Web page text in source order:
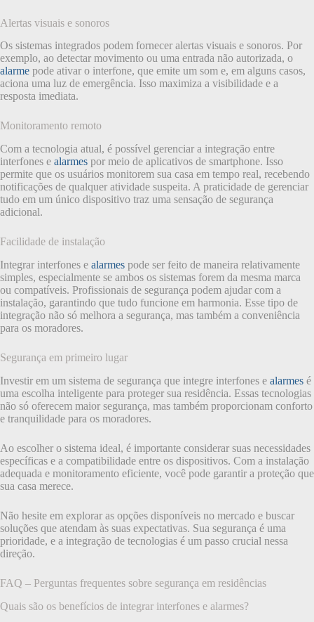
Alertas visuais e sonoros
Os sistemas integrados podem fornecer alertas visuais e sonoros. Por
exemplo, ao detectar movimento ou uma entrada não autorizada, o
alarme pode ativar o interfone, que emite um som e, em alguns casos,
aciona uma luz de emergência. Isso maximiza a visibilidade e a
resposta imediata.
Monitoramento remoto
Com a tecnologia atual, é possível gerenciar a integração entre
interfones e alarmes por meio de aplicativos de smartphone. Isso
permite que os usuários monitorem sua casa em tempo real, recebendo
notificações de qualquer atividade suspeita. A praticidade de gerenciar
tudo em um único dispositivo traz uma sensação de segurança
adicional.
Facilidade de instalação
Integrar interfones e alarmes pode ser feito de maneira relativamente
simples, especialmente se ambos os sistemas forem da mesma marca
ou compatíveis. Profissionais de segurança podem ajudar com a
instalação, garantindo que tudo funcione em harmonia. Esse tipo de
integração não só melhora a segurança, mas também a conveniência
para os moradores.
Segurança em primeiro lugar
Investir em um sistema de segurança que integre interfones e alarmes é
uma escolha inteligente para proteger sua residência. Essas tecnologias
não só oferecem maior segurança, mas também proporcionam conforto
e tranquilidade para os moradores.
Ao escolher o sistema ideal, é importante considerar suas necessidades
específicas e a compatibilidade entre os dispositivos. Com a instalação
adequada e monitoramento eficiente, você pode garantir a proteção que
sua casa merece.
Não hesite em explorar as opções disponíveis no mercado e buscar
soluções que atendam às suas expectativas. Sua segurança é uma
prioridade, e a integração de tecnologias é um passo crucial nessa
direção.
FAQ – Perguntas frequentes sobre segurança em residências
Quais são os benefícios de integrar interfones e alarmes?